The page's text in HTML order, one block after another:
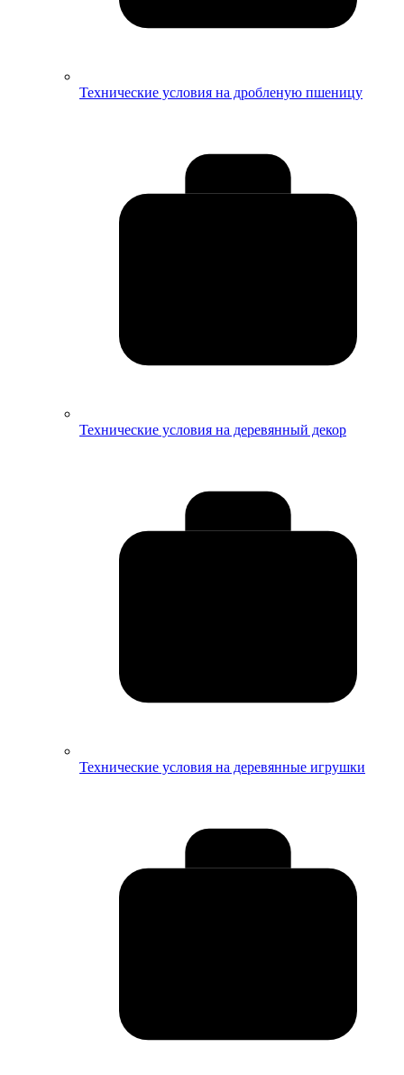
Технические условия на дробленую пшеницу
Технические условия на деревянный декор
Технические условия на деревянные игрушки